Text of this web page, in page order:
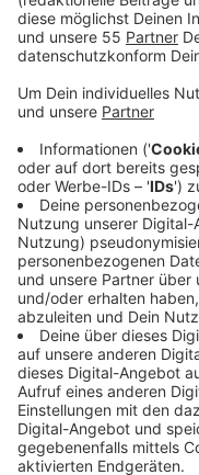
Empfehlung, sich
sogar zehn Gäste -
Ministerpräsident
diese Verschärfung
automatisch gilt,
Neuinfektionen von
überschritten wird.
Einwohner, das gilt
verschärften Regeln.
betroffenen Stadt
durchgesetzt
Anzeige
Neues Bußgeld
Anzeige